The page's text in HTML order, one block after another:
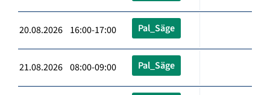
20.08.2026 16:00-17:00 Pal_Säge
21.08.2026 08:00-09:00 Pal_Säge